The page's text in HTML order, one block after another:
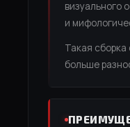
визуального
и
Такая
больше